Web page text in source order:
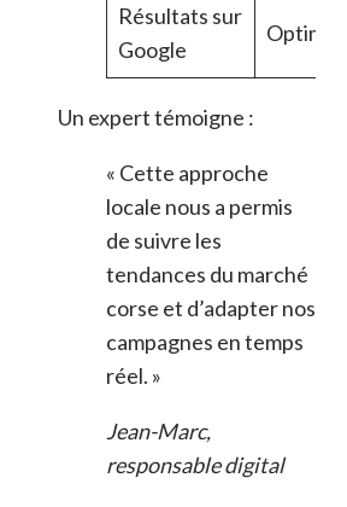
Résultats sur
Google
Optimaux
Un expert témoigne :
« Cette approche
locale nous a permis
de suivre les
tendances du marché
corse et d’adapter nos
campagnes en temps
réel. »
Jean-Marc,
responsable digital